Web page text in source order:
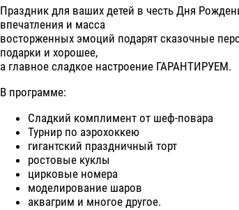
Праздник для ваших детей в честь Дня
впечатления и масса
восторженных эмоций подарят сказочные
подарки и хорошее,
а главное сладкое настроение ГАРАНТИРУЕМ.
В программе:
Сладкий комплимент от шеф-повара
Турнир по аэрохоккею
гигантский праздничный торт
ростовые куклы
цирковые номера
моделирование шаров
аквагрим и многое другое.